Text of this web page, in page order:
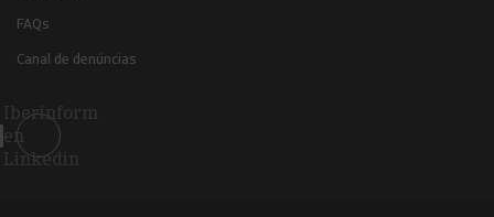
FAQs
Canal de denúncias
Iberinform
en
Linkedin